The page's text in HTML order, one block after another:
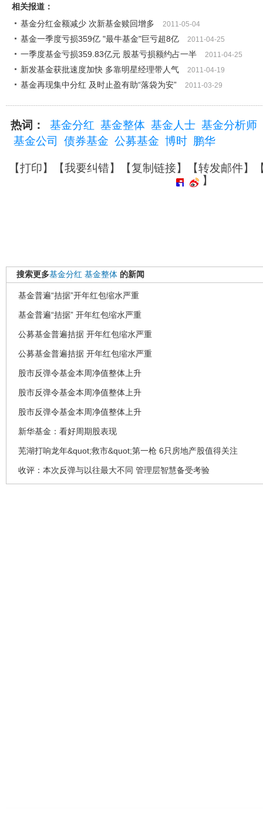
相关报道：
基金分红金额减少 次新基金赎回增多
2011-05-04
基金一季度亏损359亿 "最牛基金"巨亏超8亿 2011-04-25
一季度基金亏损359.83亿元 股基亏损额约占一半 2011-04-25
新发基金获批速度加快 多靠明星经理带人气 2011-04-19
基金再现集中分红 及时止盈有助“落袋为安” 2011-03-29
热词： 基金分红 基金整体 基金人士 基金分析师
基金公司
债券基金 公募基金 博时 鹏华
【打印】【我要纠错】【复制链接】【转发邮件】
】
搜索更多基金分红 基金整体 的新闻
基金普遍“拮据”开年红包缩水严重
基金普遍“拮据” 开年红包缩水严重
公募基金普遍拮据 开年红包缩水严重
公募基金普遍拮据 开年红包缩水严重
股市反弹令基金本周净值整体上升
股市反弹令基金本周净值整体上升
股市反弹令基金本周净值整体上升
新华基金：看好周期股表现
芜湖打响龙年&quot;救市&quot;第一枪 6只房地产股值得关注
收评：本次反弹与以往最大不同 管理层智慧备受考验